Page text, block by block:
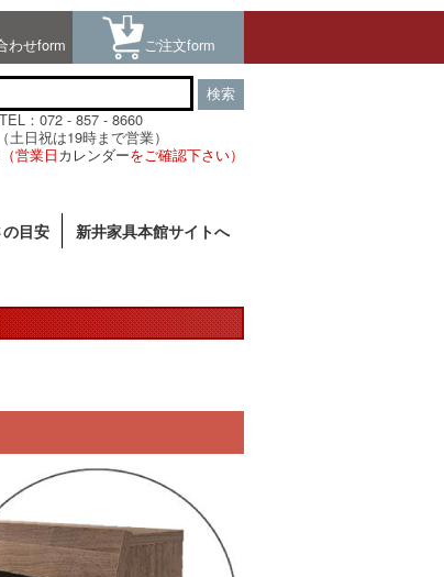
わせform ご注文form
検索
：072 - 857 - 8660
日祝は19時まで営業）
（営業日カレンダーをご確認下さい）
目安 新井家具本館サイトへ